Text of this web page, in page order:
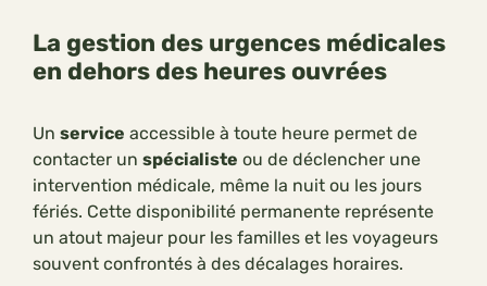
La gestion des urgences médicales
en dehors des heures ouvrées
Un service accessible à toute heure permet de
contacter un spécialiste ou de déclencher une
intervention médicale, même la nuit ou les jours
fériés. Cette disponibilité permanente représente
un atout majeur pour les familles et les voyageurs
souvent confrontés à des décalages horaires.